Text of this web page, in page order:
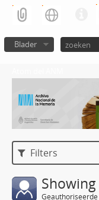
Blader
Filters